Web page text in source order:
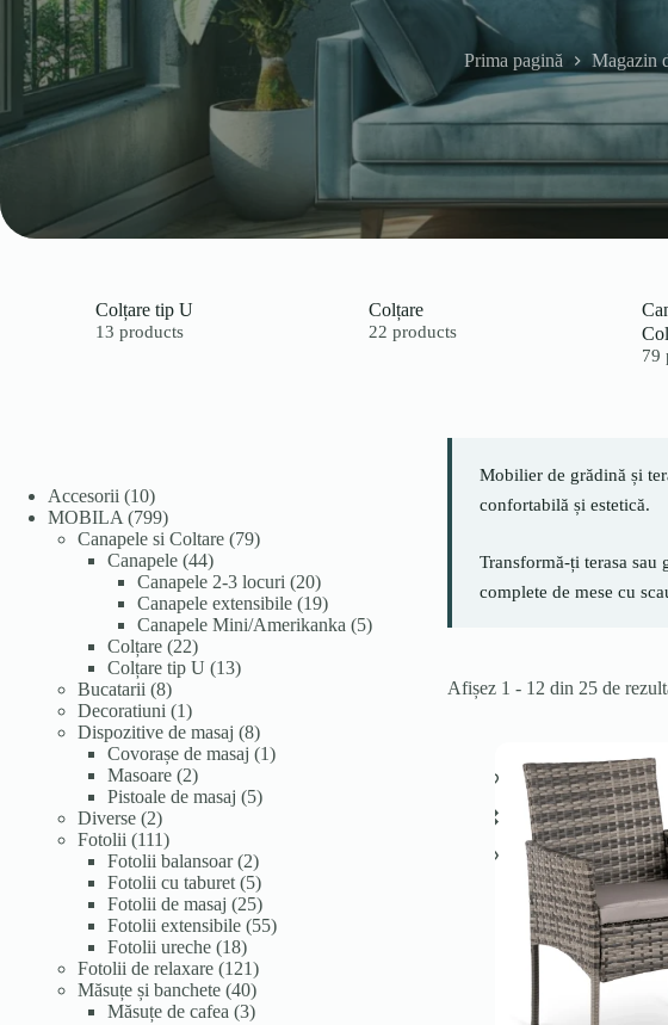
Prima pagină Magazin
Colțare tip U
13 products
Colțare
22 products
79
Mobilier de grădină și
confortabilă și estetică.
Transformă-ți terasa
complete de mese cu
Afișez 1 - 12 din 25 de
Accesorii 1010
produse
MOBILA 799799
de
produse
Canapele si Coltare 7979
produse
Canapele 4444
de
produse
Canapele 2-3 locuri 2020
de
produse
Canapele extensibile 1919
produse
Canapele Mini/Amerikanka 55
Colțare 2222
de
Colțare tip U 1313
Bucatarii 88
produse
Decoratiuni 11
produs
Dispozitive de masaj 88
produse
Covorașe de masaj 11
Masoare 22
produse
Pistoale de masaj 55
Diverse 22
produse
Fotolii 111111
produse
Fotolii balansoar 22
produse
Fotolii cu taburet 55
produse
Fotolii de masaj 2525
de
Fotolii extensibile 5555
Fotolii ureche 1818
produse
Fotolii de relaxare 121121
de
produse
Măsuțe și banchete 4040
de
Măsuțe de cafea 33